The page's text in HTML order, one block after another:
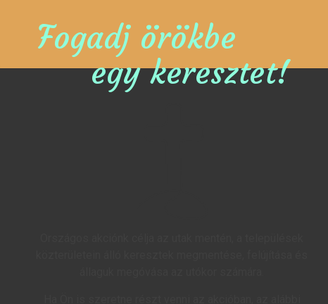
Fogadj örökbe
egy keresztet!